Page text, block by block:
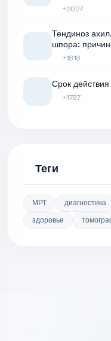
+2027
Тендиноз
шпора:
+1818
Срок
+1787
Теги
МРТ диагностика
здоровье